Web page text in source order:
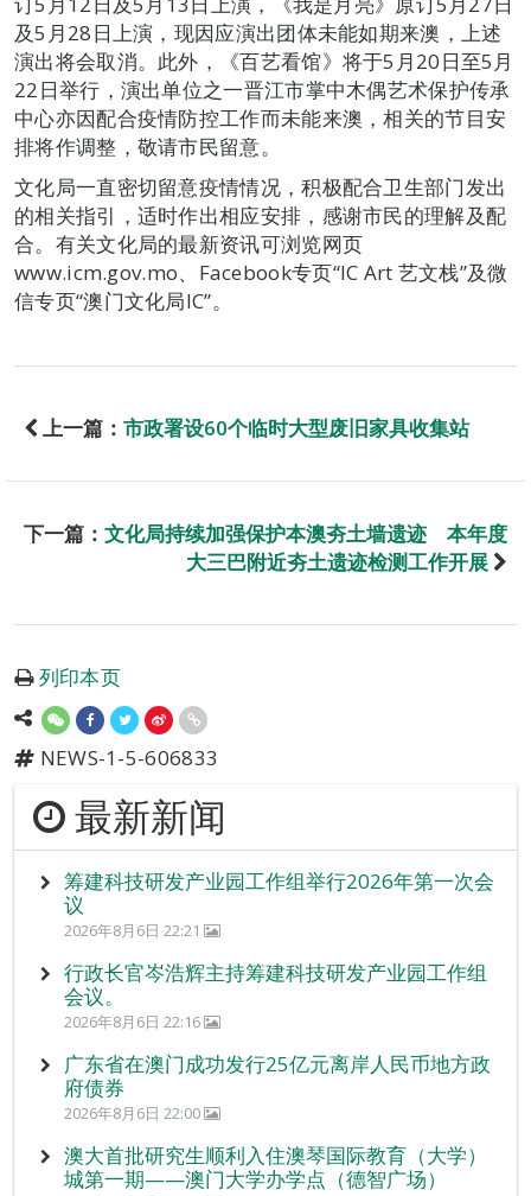
及5月28日上演，现因应演出团体未能如期来澳，上述
演出将会取消。此外，《百艺看馆》将于5月20日至5月
22日举行，演出单位之一晋江市掌中木偶艺术保护传承
中心亦因配合疫情防控工作而未能来澳，相关的节目安
排将作调整，敬请市民留意。
文化局一直密切留意疫情情况，积极配合卫生部门发出
的相关指引，适时作出相应安排，感谢市民的理解及配
合。有关文化局的最新资讯可浏览网页
www.icm.gov.mo、Facebook专页“IC Art 艺文栈”及微
信专页“澳门文化局IC”。
上一篇： 市政署设60个临时大型废旧家具收集站
下一篇： 文化局持续加强保护本澳夯土墙遗迹 本年度
大三巴附近夯土遗迹检测工作开展
列印本页
NEWS-1-5-606833
最新新闻
筹建科技研发产业园工作组举行2026年第一次会
议
2026年8月6日 22:21
行政长官岑浩辉主持筹建科技研发产业园工作组
会议。
2026年8月6日 22:16
广东省在澳门成功发行25亿元离岸人民币地方政
府债券
2026年8月6日 22:00
澳大首批研究生顺利入住澳琴国际教育（大学）
城第一期——澳门大学办学点（德智广场）